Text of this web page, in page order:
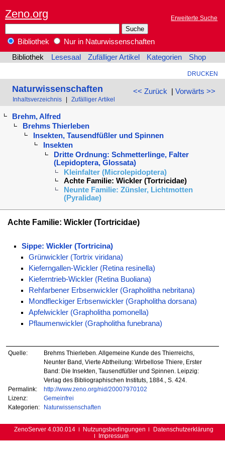
Zeno.org Erweiterte Suche
Bibliothek
Nur in Naturwissenschaften
Bibliothek
Lesesaal Zufälliger Artikel Kategorien Shop
DRUCKEN
<< Zurück | Vorwärts >>
Naturwissenschaften
Inhaltsverzeichnis Zufälliger Artikel
Brehm, Alfred
Brehms Thierleben
Insekten, Tausendfüßler und Spinnen
Insekten
Dritte Ordnung: Schmetterlinge, Falter
(Lepidoptera, Glossata)
Kleinfalter (Microlepidoptera)
Achte Familie: Wickler (Tortricidae)
Neunte Familie: Zünsler, Lichtmotten
(Pyralidae)
Achte Familie: Wickler (Tortricidae)
Sippe: Wickler (Tortricina)
Grünwickler (Tortrix viridana)
Kieferngallen-Wickler (Retina resinella)
Kieferntrieb-Wickler (Retina Buoliana)
Rehfarbener Erbsenwickler (Grapholitha nebritana)
Mondfleckiger Erbsenwickler (Grapholitha dorsana)
Apfelwickler (Grapholitha pomonella)
Pflaumenwickler (Grapholitha funebrana)
Quelle:
Brehms Thierleben. Allgemeine Kunde des Thierreichs,
Neunter Band, Vierte Abtheilung: Wirbellose Thiere, Erster
Band: Die Insekten, Tausendfüßler und Spinnen. Leipzig:
Verlag des Bibliographischen Instituts, 1884., S. 424.
Permalink:
http://www.zeno.org/nid/20007970102
Lizenz:
Gemeinfrei
Kategorien:
Naturwissenschaften
ZenoServer 4.030.014 Nutzungsbedingungen
Datenschutzerklärung
Impressum